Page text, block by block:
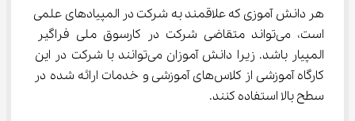
هر دانش آموزی که علاقمند به شرکت در المپیادهای علمی
است، می‌تواند متقاضی شرکت در کارسوق ملی فراگیر
المپیار باشد. زیرا دانش آموزان می‌توانند با شرکت در این
کارگاه آموزشی از کلاس‌های آموزشی و خدمات ارائه شده در
سطح بالا استفاده کنند.